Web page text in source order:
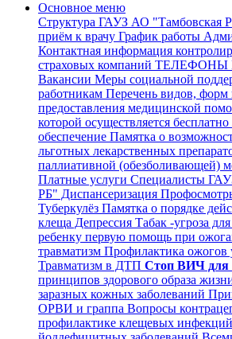
Основное меню
Структура ГАУЗ АО "Тамбовская
приём к врачу График работы
Контактная информация
страховых компаний ТЕЛЕФОНЫ
Вакансии Меры социальной
работникам Перечень видов, форм
предоставления медицинской
которой осуществляется бесплатно
обеспечение Памятка о
льготных лекарственных
паллиативной (обезболивающей)
Платные услуги Специалисты
РБ" Диспансеризация
Туберкулёз Памятка о порядке
клеща Депрессия Табак -угроза
ребенку первую помощь при
травматизм Профилактика ожогов
Травматизм в ДТП Стоп ВИЧ для
принципов здорового образа
заразных кожных заболеваний
ОРВИ и граппа Вопросы
профилактике клещевых инфекций